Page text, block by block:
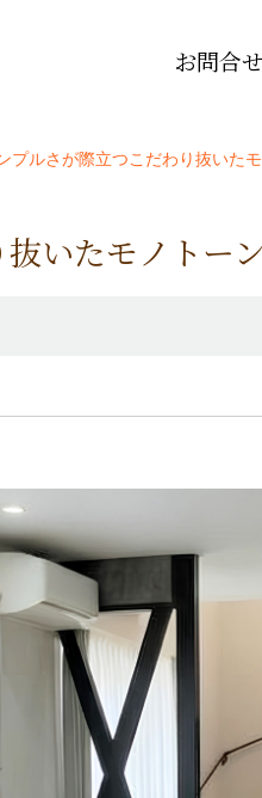
お問合せ
プルさが際立つこだわり抜いた
いたモノトー